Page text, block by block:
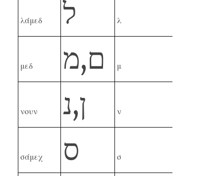
λ ל λάμεδ
μ ם,מ μεδ
ν ן,נ νουν
σ ס σάμεχ